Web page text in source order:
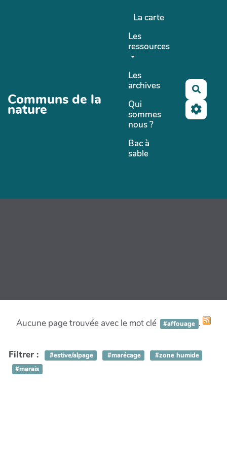
Communs de la
nature
La carte
Les
ressources
Les
archives
Qui
sommes
nous ?
Bac à
sable
Aucune page trouvée avec le mot clé #affouage .
Filtrer : #estive/alpage #marécage
#zone humide
#marais